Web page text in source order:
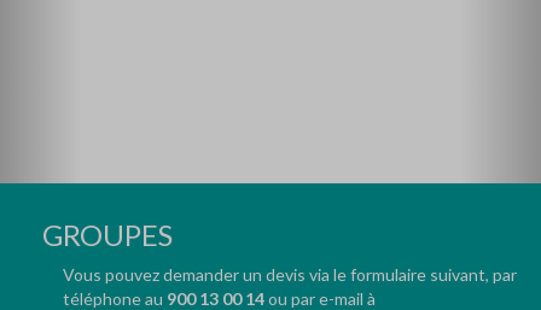
GROUPES
Vous pouvez demander un devis via le formulaire suivant, par
téléphone au 900 13 00 14ou par e-mail à